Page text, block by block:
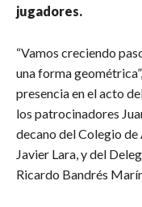
jugadores.
“Vamos creciendo
una forma
presencia en el acto
los patrocinadores
decano del Colegio
Javier Lara, y del
Ricardo Bandrés